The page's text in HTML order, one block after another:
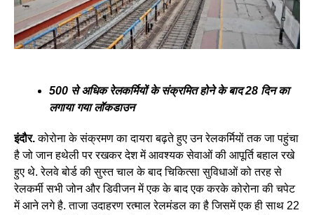
500 से अधिक रेलकर्मियों के संक्रमित होने के बाद 28 दिन का
लगाया गया लॉकडाउन
इंदौर.कोरोना के संक्रमण का दायरा बढ़ते हुए उन रेलकर्मियों तक जा पहुंचा
है जो जान हथेली पर रखकर देश में आवश्यक सेवाओं की आपूर्ति बहाल रखे
हुए थे. रेलवे बोर्ड की सुस्त चाल के बाद चिकित्सा सुविधाओं को तरह से
रेलकर्मी सभी जोन और डिवीजन में एक के बाद एक करके कोरोना की चपेट
में आने लगे है. ताजा उदाहरण रत्माल रेलमंडल का है जिसमें एक ही साथ 22